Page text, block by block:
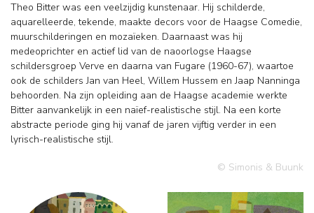
Theo Bitter was een veelzijdig kunstenaar. Hij schilderde,
aquarelleerde, tekende, maakte decors voor de Haagse Comedie,
muurschilderingen en mozaïeken. Daarnaast was hij
medeoprichter en actief lid van de naoorlogse Haagse
schildersgroep Verve en daarna van Fugare (1960-67), waartoe
ook de schilders Jan van Heel, Willem Hussem en Jaap Nanninga
behoorden. Na zijn opleiding aan de Haagse academie werkte
Bitter aanvankelijk in een naïef-realistische stijl. Na een korte
abstracte periode ging hij vanaf de jaren vijftig verder in een
lyrisch-realistische stijl.
© Simonis & Buunk